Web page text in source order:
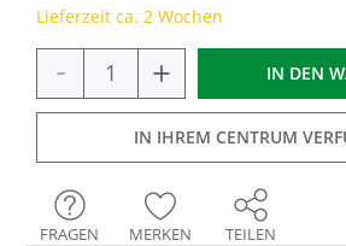
Lieferzeit ca. 2 Wochen
- + IN DEN
IN IHREM CENTRUM
FRAGEN MERKEN TEILEN